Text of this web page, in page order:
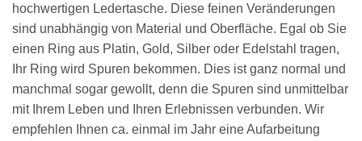
hochwertigen Ledertasche. Diese feinen Veränderungen
sind unabhängig von Material und Oberfläche. Egal ob Sie
einen Ring aus Platin, Gold, Silber oder Edelstahl tragen,
Ihr Ring wird Spuren bekommen. Dies ist ganz normal und
manchmal sogar gewollt, denn die Spuren sind unmittelbar
mit Ihrem Leben und Ihren Erlebnissen verbunden. Wir
empfehlen Ihnen ca. einmal im Jahr eine Aufarbeitung